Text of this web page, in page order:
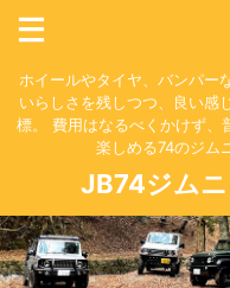
ホイールやタイヤ、バンパー
いらしさを残しつつ、良い感
標。 費用はなるべくかけず、
楽しめる74のジム
JB74ジム